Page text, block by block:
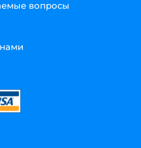
вопросы